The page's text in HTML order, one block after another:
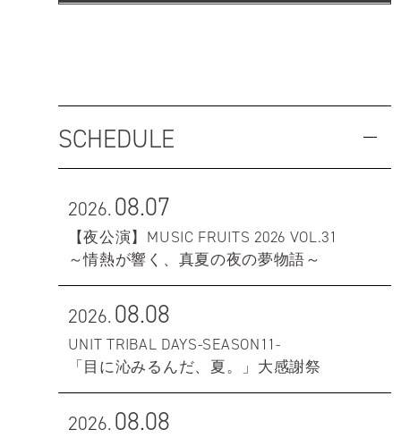
SCHEDULE
2026.08.07
【夜公演】MUSIC FRUITS 2026 VOL.31
～情熱が響く、真夏の夜の夢物語～
2026.08.08
UNIT TRIBAL DAYS-SEASON11-
「目に沁みるんだ、夏。」大感謝祭
2026.08.08